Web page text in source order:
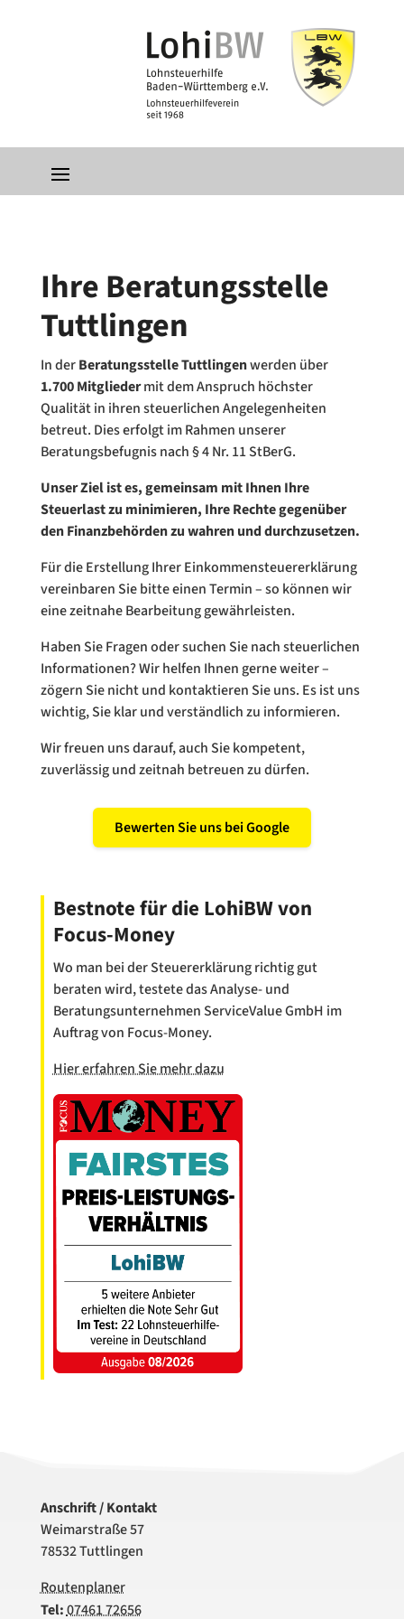
Ihre Beratungsstelle
Tuttlingen
In derBeratungsstelle Tuttlingenwerden über
1.700 Mitgliedermit dem Anspruch höchster
Qualität in ihren steuerlichen Angelegenheiten
betreut. Dies erfolgt im Rahmen unserer
Beratungsbefugnis nach § 4 Nr. 11 StBerG.
Unser Ziel ist es, gemeinsam mit Ihnen Ihre
Steuerlast zu minimieren, Ihre Rechte gegenüber
den Finanzbehörden zu wahren und durchzusetzen.
Für die Erstellung Ihrer Einkommensteuererklärung
vereinbaren Sie bitte einen Termin – so können wir
eine zeitnahe Bearbeitung gewährleisten.
Haben Sie Fragen oder suchen Sie nach steuerlichen
Informationen? Wir helfen Ihnen gerne weiter –
zögern Sie nicht und kontaktieren Sie uns. Es ist uns
wichtig, Sie klar und verständlich zu informieren.
Wir freuen uns darauf, auch Sie kompetent,
zuverlässig und zeitnah betreuen zu dürfen.
Bewerten Sie uns bei Google
Bestnote für die LohiBW von
Focus-Money
Wo man bei der Steuererklärung richtig gut
beraten wird, testete das Analyse- und
Beratungsunternehmen ServiceValue GmbH im
Auftrag von Focus-Money.
Hier erfahren Sie mehr dazu
Anschrift / Kontakt
Weimarstraße 57
78532 Tuttlingen
Routenplaner
Tel:07461 72656